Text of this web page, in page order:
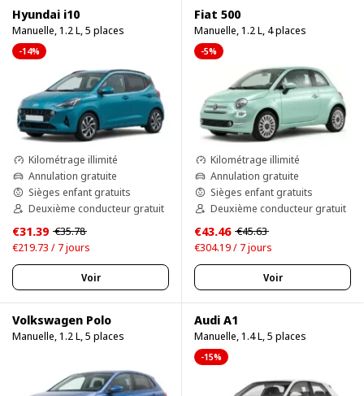
Hyundai i10
Manuelle, 1.2 L, 5 places
-14%
Kilométrage illimité
Annulation gratuite
Sièges enfant gratuits
Deuxième conducteur gratuit
€31.39 €35.78
€219.73 / 7 jours
Voir
Fiat 500
Manuelle, 1.2 L, 4 places
-5%
Kilométrage illimité
Annulation gratuite
Sièges enfant gratuits
Deuxième conducteur gratuit
€43.46 €45.63
€304.19 / 7 jours
Voir
Volkswagen Polo
Manuelle, 1.2 L, 5 places
Audi A1
Manuelle, 1.4 L, 5 places
-15%